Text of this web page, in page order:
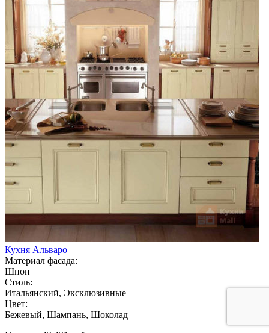
Кухня Альваро
Материал фасада:
Шпон
Стиль:
Итальянский, Эксклюзивные
Цвет:
Бежевый, Шампань, Шоколад